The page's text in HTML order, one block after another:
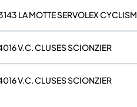
LA MOTTE SERVOLEX CYCLISM
V.C. CLUSES SCIONZIER
V.C. CLUSES SCIONZIER